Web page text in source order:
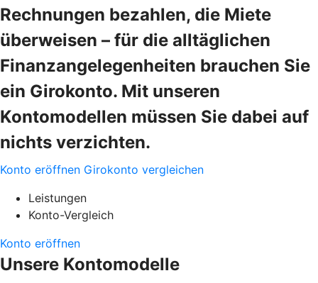
Rechnungen bezahlen, die Miete
überweisen – für die alltäglichen
Finanzangelegenheiten brauchen Sie
ein Girokonto. Mit unseren
Kontomodellen müssen Sie dabei auf
nichts verzichten.
Konto eröffnen Girokonto vergleichen
Leistungen
Konto-Vergleich
Konto eröffnen
Unsere Kontomodelle